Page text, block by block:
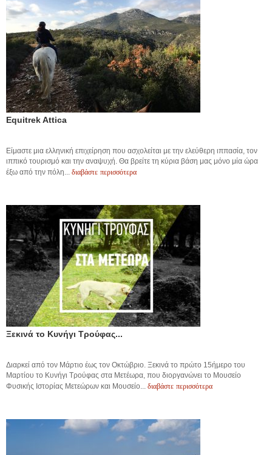
Equitrek Attica
Είμαστε μια ελληνική επιχείρηση που ασχολείται με την ελεύθερη ιππασία, τον
ιππικό τουρισμό και την αναψυχή. Θα βρείτε τη κύρια βάση μας μόνο μία ώρα
έξω από την πόλη... διαβάστε περισσότερα
Ξεκινά το Κυνήγι Τρούφας...
Διαρκεί από τον Μάρτιο έως τον Οκτώβριο. Ξεκινά το πρώτο 15ήμερo του
Μαρτίου το Κυνήγι Τρούφας στα Μετέωρα, που διοργανώνει το Μουσείο
Φυσικής Ιστορίας Μετεώρων και Μουσείο... διαβάστε περισσότερα